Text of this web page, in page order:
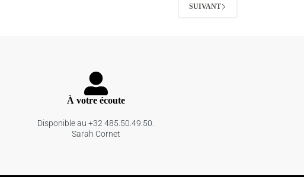
SUIVANT
À votre écoute
Disponible au +32 485.50.49.50.
Sarah Cornet